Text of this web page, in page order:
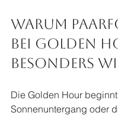
Warum
bei Golden
besonders
Die Golden Hour
Sonnenuntergang oder